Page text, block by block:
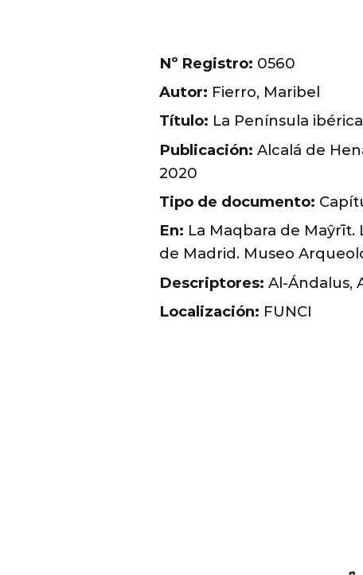
Nº Registro: 0560
Autor: Fierro, Maribel
Título: La Península
Publicación: Alcalá de
2020
Tipo de documento:
En: La Maqbara de
de Madrid. Museo
Descriptores: Al-Ándalus,
Localización: FUNCI